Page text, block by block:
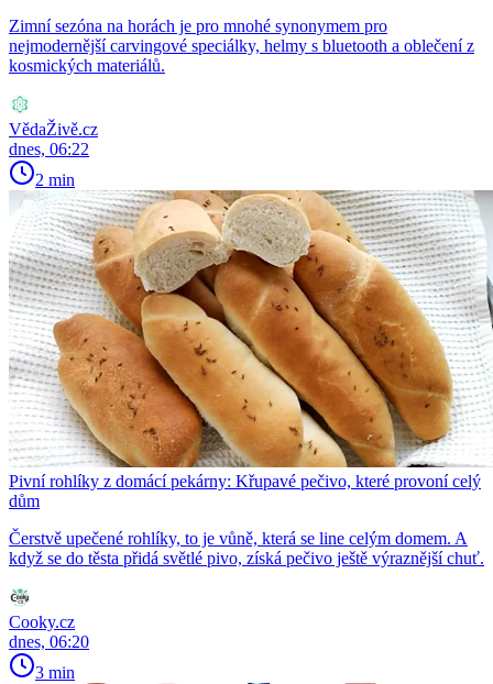
Zimní sezóna na horách je pro mnohé synonymem pro
nejmodernější carvingové speciálky, helmy s bluetooth a oblečení z
kosmických materiálů.
VědaŽivě.cz
dnes, 06:22
2 min
Pivní rohlíky z domácí pekárny: Křupavé pečivo, které provoní celý
dům
Čerstvě upečené rohlíky, to je vůně, která se line celým domem. A
když se do těsta přidá světlé pivo, získá pečivo ještě výraznější chuť.
Cooky.cz
dnes, 06:20
3 min